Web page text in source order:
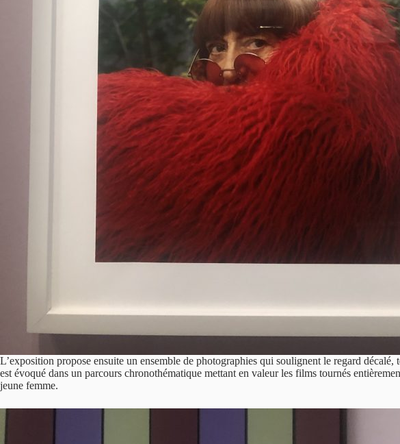
L’exposition propose ensuite un ensemble de photographies qui soulignent le regard
est évoqué dans un parcours chronothématique mettant en valeur les films tournés
jeune femme.